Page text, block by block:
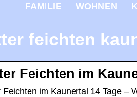
FAMILIE WOHNEN
feichten
Feichten im
Feichten im Kaunertal 14 Tage –